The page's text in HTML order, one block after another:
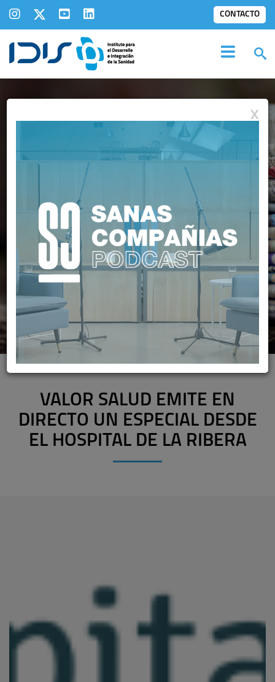
CONTACTO
IDIS EN LOSMEDIOS
VALOR SALUD EMITE EN
DIRECTO UN ESPECIAL DESDE
EL HOSPITAL DE LA RIBERA
X